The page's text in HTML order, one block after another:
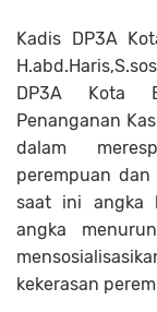
Kadis DP3A
DP3A Kota
Penanganan
dalam
perempuan
saat ini angka
angka
kekerasan